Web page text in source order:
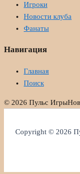
Игроки
Новости клуба
Фанаты
Навигация
Главная
Поиск
© 2026 Пульс Игры
Copyright © 2026